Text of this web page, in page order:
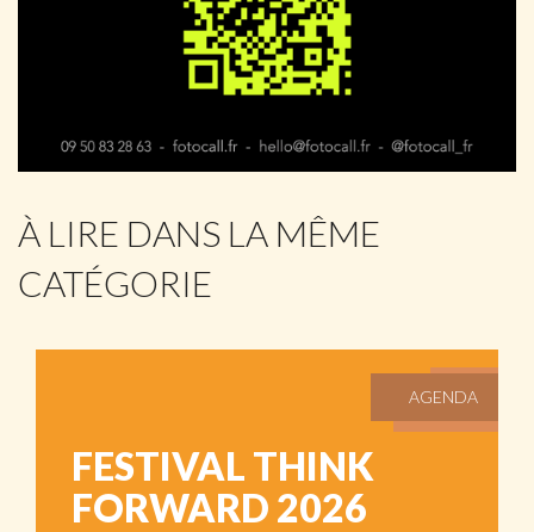
À LIRE DANS LA MÊME
CATÉGORIE
AGENDA
FESTIVAL THINK
FORWARD 2026